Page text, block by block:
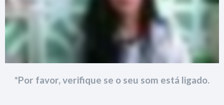
*Por favor, verifique se o seu som está ligado.